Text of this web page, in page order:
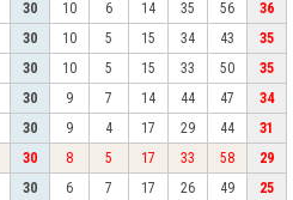
30 10 6 14 35 56
36
30 10 5 15 34 43
35
30 10 5 15 33 50
35
30 9 7 14 44 47
34
30 9 4 17 29 44
31
30 8 5 17 33 58
29
30 6 7 17 26 49
25